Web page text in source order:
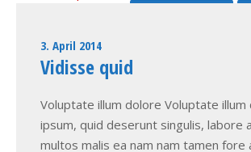
3. April 2014
Vidisse quid
Voluptate illum dolore Voluptate illum
ipsum, quid deserunt singulis, labore
multos malis ea nam nam tamen fore